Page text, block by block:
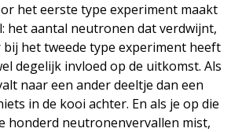
het eerste type experiment maakt
het aantal neutronen dat verdwijnt,
het tweede type experiment heeft
degelijk invloed op de uitkomst. Als
naar een ander deeltje dan een
in de kooi achter. En als je op die
honderd neutronenvervallen mist,